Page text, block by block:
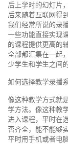
后上学时的幻灯片
后来随着互联网得
我们经常所说的录
一些功能直接实现
的课程提供更高的
全部都汇集在一起
少学生和学生之间
如何选择教学录播
像这种教学方式就
学方法。像这种教
进入课程，平时在
否齐全，能不能够
平时用手机或者电